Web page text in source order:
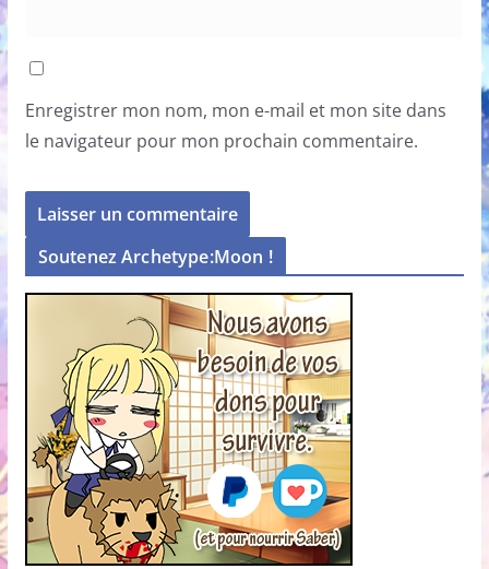
Enregistrer mon nom, mon e-mail et mon site dans
le navigateur pour mon prochain commentaire.
Soutenez Archetype:Moon !